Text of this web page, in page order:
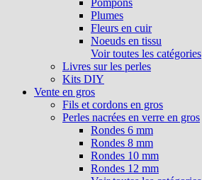
Pompons
Plumes
Fleurs en cuir
Noeuds en tissu
Voir toutes les catégories
Livres sur les perles
Kits DIY
Vente en gros
Fils et cordons en gros
Perles nacrées en verre en gros
Rondes 6 mm
Rondes 8 mm
Rondes 10 mm
Rondes 12 mm